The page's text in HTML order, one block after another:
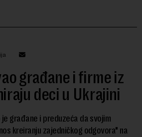
građane i firme iz
deci u Ukrajini
je građane i preduzeća da svojim
kreiranju zajedničkog odgovora" na